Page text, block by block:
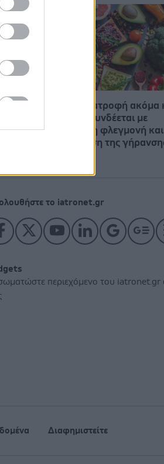
Η vegan διατροφή ακόμα
ένα μήνα, συνδέεται με
χαμηλότερη φλεγμονή και
επιβράδυνση της
το iatronet.gr
περιεχόμενο του iatronet.gr
Διαφημιστείτε